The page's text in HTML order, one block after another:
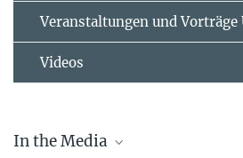
Veranstaltungen und Vorträge
Videos
In the Media